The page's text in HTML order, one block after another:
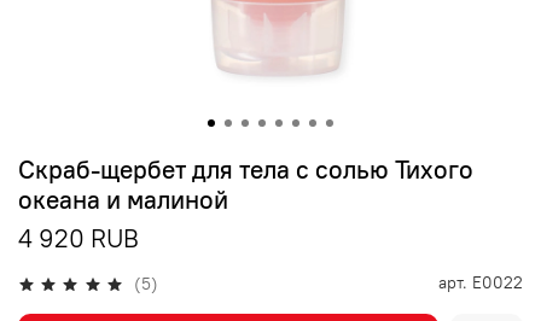
(5) арт. Е0022
Скраб-щербет для тела с солью Тихого
океана и малиной
4 920 RUB